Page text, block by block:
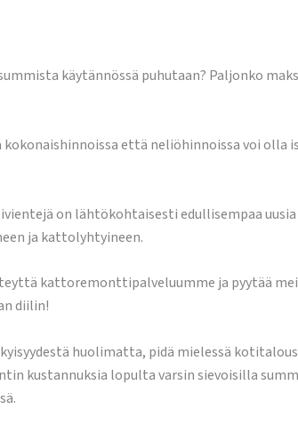
käytännössä puhutaan? Paljonko
että neliöhinnoissa voi olla
on lähtökohtaisesti edullisempaa uusia
ja kattolyhtyineen.
kattoremonttipalveluumme ja pyytää
diilin!
huolimatta, pidä mielessä
kustannuksia lopulta varsin sievoisilla